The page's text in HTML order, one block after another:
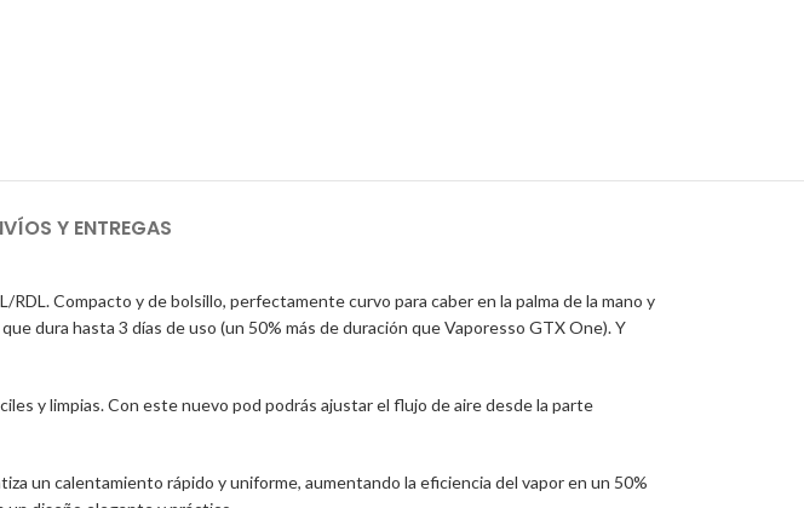
Y ENTREGAS
Compacto y de bolsillo, perfectamente curvo para caber en la palma de la mano y
dura hasta 3 días de uso (un 50% más de duración que Vaporesso GTX One). Y
y limpias. Con este nuevo pod podrás ajustar el flujo de aire desde la parte
un calentamiento rápido y uniforme, aumentando la eficiencia del vapor en un 50%